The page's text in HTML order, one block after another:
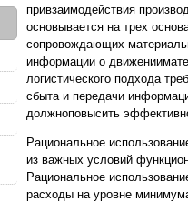
привзаимодействия
основывается на трех
сопровождающих
информации о
логистического подхода
сбыта и передачи
должноповысить
Рациональное
из важных условий
Рациональное
расходы на уровне